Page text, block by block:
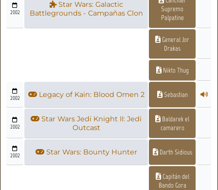
2002
Star Wars: Galactic
Battlegrounds - Campañas Clon
Supremo
Palpatine
General Jor
Drakas
Nikto Thug
2002 Legacy of Kain: Blood Omen 2 Sebastian
2002
Star Wars Jedi Knight II: Jedi
Outcast
Baldarek el
camarero
2002 Star Wars: Bounty Hunter Darth Sidious
Capitán del
Bando Gora